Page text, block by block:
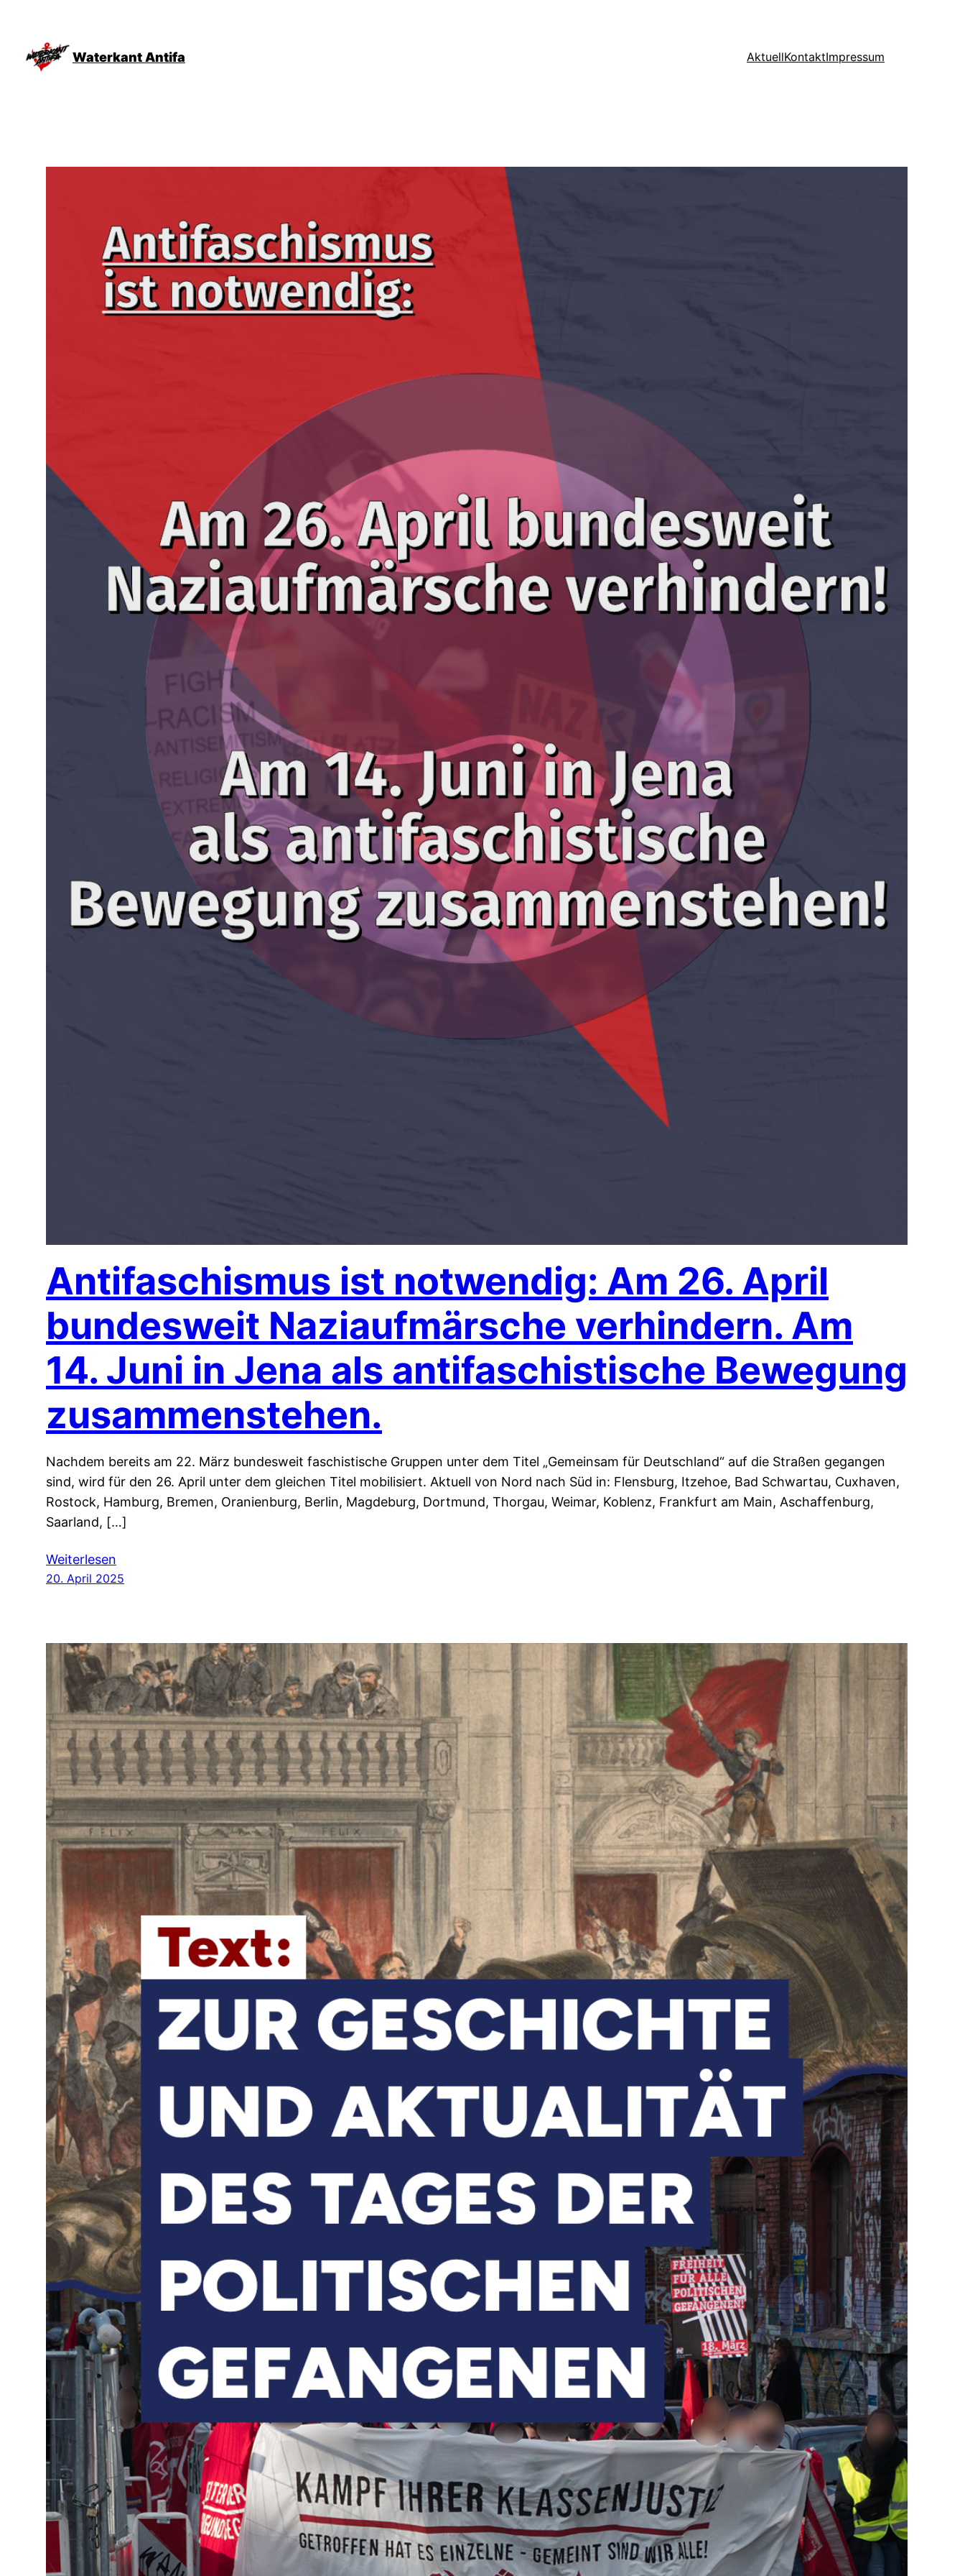
springen
Waterkant Antifa AktuellKontaktImpressum
Antifaschismus ist notwendig: Am 26. April
bundesweit Naziaufmärsche verhindern. Am
14. Juni in Jena als antifaschistische Bewegung
zusammenstehen.
Nachdem bereits am 22. März bundesweit faschistische Gruppen unter dem Titel „Gemeinsam für Deutschland“ auf die Straßen gegangen
sind, wird für den 26. April unter dem gleichen Titel mobilisiert. Aktuell von Nord nach Süd in: Flensburg, Itzehoe, Bad Schwartau, Cuxhaven,
Rostock, Hamburg, Bremen, Oranienburg, Berlin, Magdeburg, Dortmund, Thorgau, Weimar, Koblenz, Frankfurt am Main, Aschaffenburg,
Saarland, […]
Weiterlesen
20. April 2025